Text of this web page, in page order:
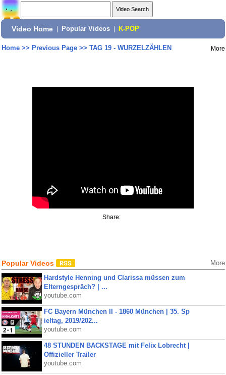
Video Home Popular Videos K-POP
Home>> Previous Page>> TAG 19 - WURZELZÄHLEN More
Share:
Popular Videos More
Hardstyle Henning und Clarissa müssen zum
Elterngespräch? | ...
youtube.com
FC Bayern München II - 1860 München | 35. Sp
ieltag, 2019/202...
youtube.com
48 STUNDEN BACKSTAGE mit Felix Lobrecht |
Offizieller Trailer
youtube.com